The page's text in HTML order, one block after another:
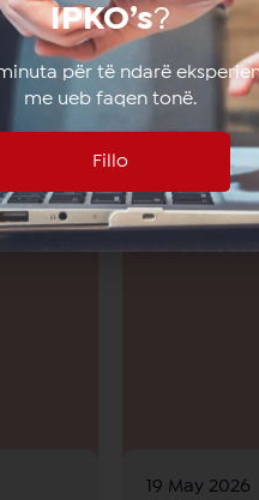
19 May 2026
IPKO’s?
për të ndarë
me ueb faqen tonë.
Fillo